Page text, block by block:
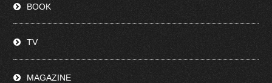
BOOK
TV
MAGAZINE